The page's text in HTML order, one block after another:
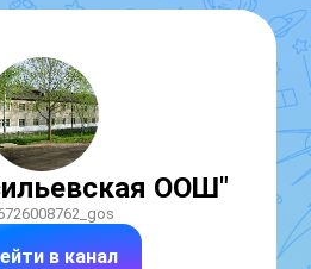
ООШ"
в канал